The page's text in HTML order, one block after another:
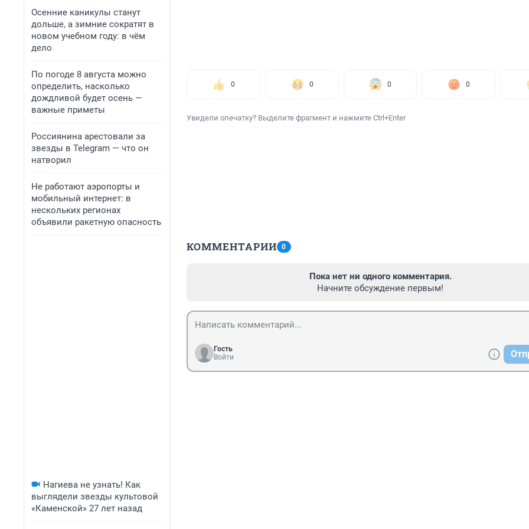
Осенние каникулы станут
дольше, а зимние сократят в
новом учебном году: в чём
дело
По погоде 8 августа можно
определить, насколько
дождливой будет осень —
важные приметы
Россиянина арестовали за
звезды в Telegram — что он
натворил
Не работают аэропорты и
мобильный интернет: в
нескольких регионах
объявили ракетную опасность
Нагиева не узнать! Как
выглядели звезды культовой
«Каменской» 27 лет назад
0 0 0 0
Увидели опечатку? Выделите фрагмент и нажмите Ctrl+Enter
КОММЕНТАРИИ 0
Пока нет ни одного комментария.
Начните обсуждение первым!
Гость
Войти